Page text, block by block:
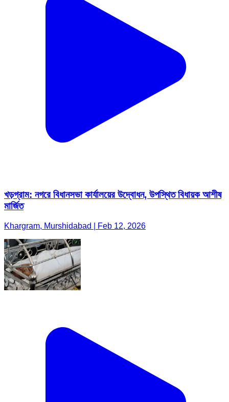
খড়গ্রাম: নগরে বিধানসভা কার্যালয়ের উদ্বোধন, উপস্থিত বিধায়ক আশীষ
মার্জিত
Khargram, Murshidabad | Feb 12, 2026